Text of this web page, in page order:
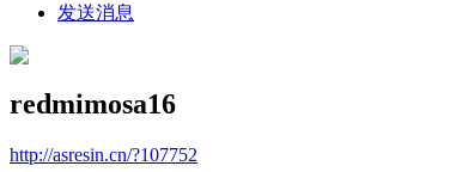
发送消息
redmimosa16
http://asresin.cn/?107752